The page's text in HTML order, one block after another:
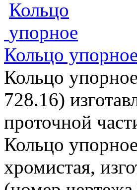
Кольцо упорное
Кольцо
728.16)
проточной
Кольцо
хромистая,